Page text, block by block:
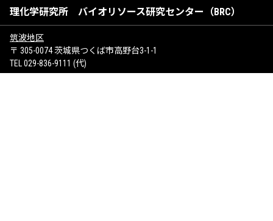
理化学研究所 バイオリソース研究センター（BRC）
筑波地区
〒 305-0074 茨城県つくば市高野台3-1-1
TEL 029-836-9111 (代)